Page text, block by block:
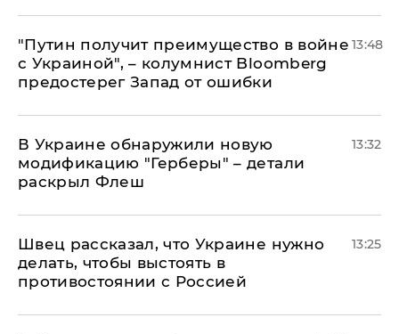
"Путин получит преимущество в войне
с Украиной", – колумнист Bloomberg
предостерег Запад от ошибки
13:48
В Украине обнаружили новую
модификацию "Герберы" – детали
раскрыл Флеш
13:32
Швец рассказал, что Украине нужно
делать, чтобы выстоять в
противостоянии с Россией
13:25